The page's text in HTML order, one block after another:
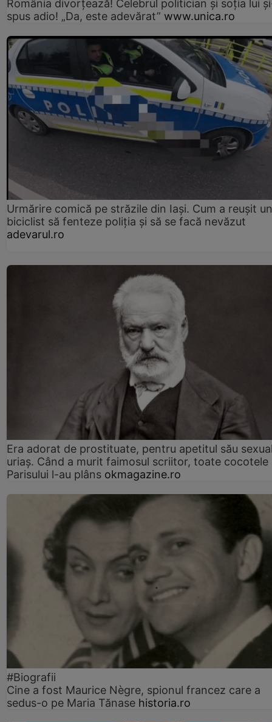
România divorțează! Celebrul politician și soția lui
spus adio! „Da, este adevărat” www.unica.ro
Urmărire comică pe străzile din Iași. Cum a reușit un
biciclist să fenteze poliția și să se facă nevăzut
adevarul.ro
Era adorat de prostituate, pentru apetitul său
uriaș. Când a murit faimosul scriitor, toate cocotele
Parisului l-au plâns okmagazine.ro
#Biografii
Cine a fost Maurice Nègre, spionul francez care a
sedus-o pe Maria Tănase historia.ro